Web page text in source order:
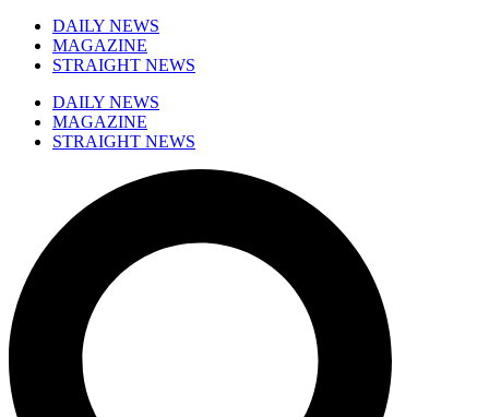
DAILY NEWS
MAGAZINE
STRAIGHT NEWS
DAILY NEWS
MAGAZINE
STRAIGHT NEWS